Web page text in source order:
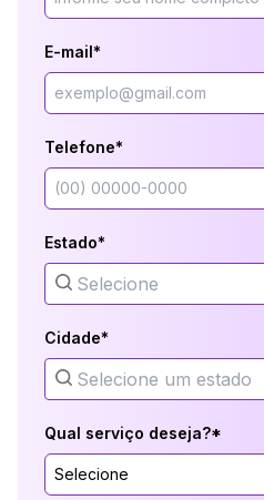
E-mail*
Telefone*
Estado*
Cidade*
Qual serviço deseja?*
Selecione